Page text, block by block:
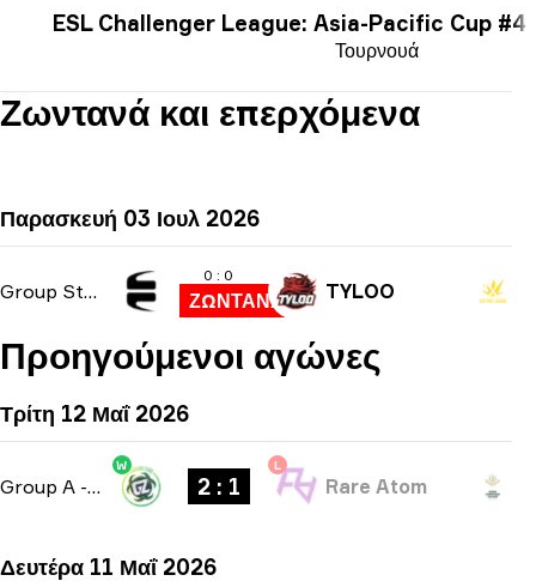
Τουρνουά
ESL Challenger League: Asia-Pacific Cup #4
Ζωντανά και επερχόμενα
Παρασκευή 03 Ιουλ 2026
Group Stage
0 : 0
ΖΩΝΤΑΝΑ TYLOO
Προηγούμενοι αγώνες
Τρίτη 12 Μαΐ 2026
Group A - bo3
W
2 : 1
L
Rare Atom
Δευτέρα 11 Μαΐ 2026